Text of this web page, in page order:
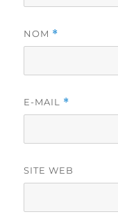
NOM *
E-MAIL *
SITE WEB